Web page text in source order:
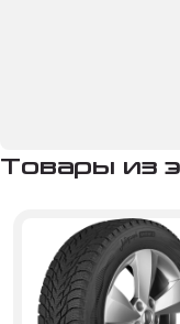
Товары из